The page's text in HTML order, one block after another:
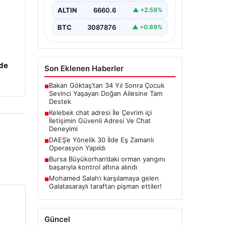
birçok…
ALTIN 6660.6 ▲ +2.59%
BTC 3087876 ▲ +0.89%
Son Eklenen Haberler
■Bakan Göktaş’tan 34 Yıl Sonra Çocuk
Sevinci Yaşayan Doğan Ailesine Tam
Destek
■Kelebek chat adresi İle Çevrim içi
İletişimin Güvenli Adresi Ve Chat
Deneyimi
■DAEŞ’e Yönelik 30 İlde Eş Zamanlı
Operasyon Yapıldı
■Bursa Büyükorhan’daki orman yangını
başarıyla kontrol altına alındı
■Mohamed Salah’ı karşılamaya gelen
Galatasaraylı taraftarı pişman ettiler!
Güncel